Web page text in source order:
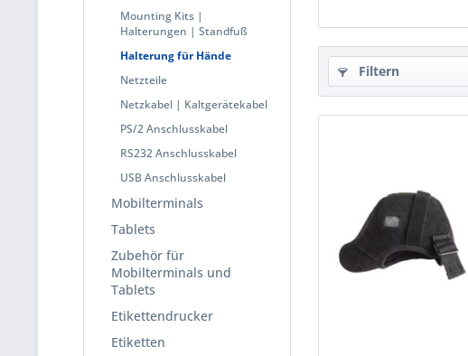
Mounting Kits |
Halterungen | Standfuß
Halterung für Hände
Netzteile
Netzkabel | Kaltgerätekabel
PS/2 Anschlusskabel
RS232 Anschlusskabel
USB Anschlusskabel
Mobilterminals
Tablets
Zubehör für
Mobilterminals und
Tablets
Etikettendrucker
Etiketten
Filtern